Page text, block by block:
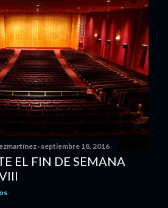
septiembre 18, 2016
EL FIN DE SEMANA